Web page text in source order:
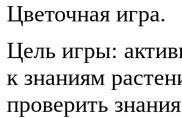
Цветочная игра.
Цель игры:
к знаниям
проверить